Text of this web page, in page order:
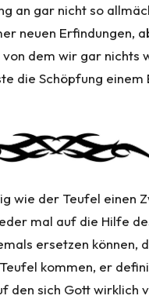
an gar nicht so
neuen Erfindungen,
dem wir gar nichts
die Schöpfung
wie der Teufel einen
mal auf die Hilfe
ersetzen können,
kommen, er
den sich Gott wirklich